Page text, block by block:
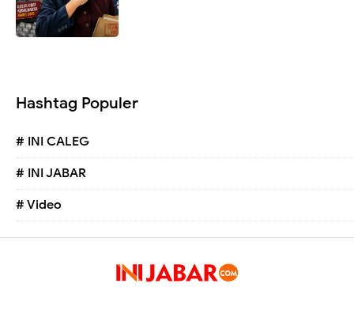
Hashtag Populer
# INI CALEG
# INI JABAR
# Video